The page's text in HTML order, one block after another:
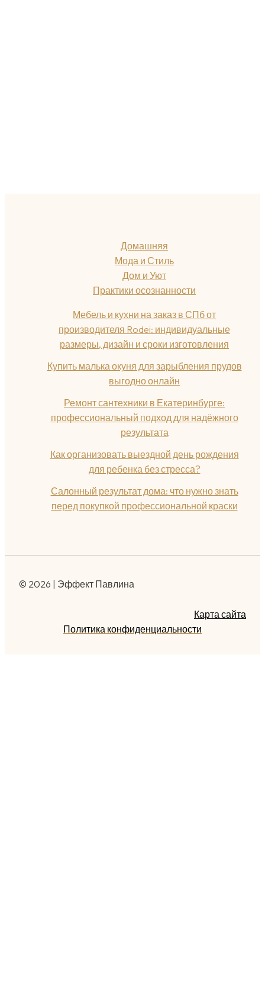
Домашняя
Мода и Стиль
Дом и Уют
Практики осознанности
Мебель и кухни на заказ в СПб от
производителя Rodei: индивидуальные
размеры, дизайн и сроки изготовления
Купить малька окуня для зарыбления прудов
выгодно онлайн
Ремонт сантехники в Екатеринбурге:
профессиональный подход для надёжного
результата
Как организовать выездной день рождения
для ребенка без стресса?
Салонный результат дома: что нужно знать
перед покупкой профессиональной краски
© 2026 | Эффект Павлина
Карта сайта
Политика конфиденциальности